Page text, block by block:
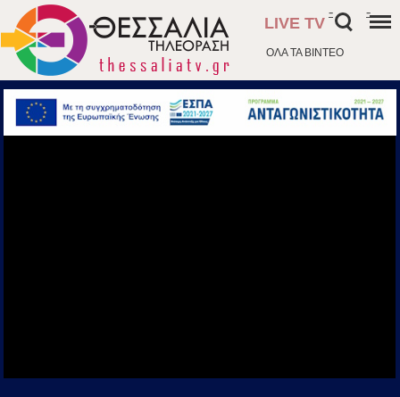
ΟΛΑ ΤΑ ΒΙΝΤΕΟ
LIVE TV
- -